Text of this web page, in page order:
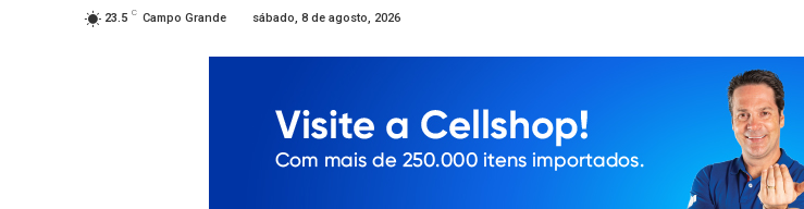
23.5 C Campo Grande sábado, 8 de agosto, 2026